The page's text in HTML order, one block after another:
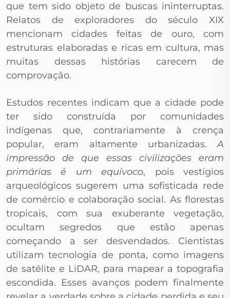
que tem sido objeto de buscas ininterruptas.
Relatos de exploradores do século XIX
mencionam cidades feitas de ouro, com
estruturas elaboradas e ricas em cultura, mas
muitas dessas histórias carecem de
comprovação.
Estudos recentes indicam que a cidade pode
ter sido construída por comunidades
indígenas que, contrariamente à crença
popular, eram altamente urbanizadas.A
impressão de que essas civilizações eram
primárias é um equívoco, pois vestígios
arqueológicos sugerem uma sofisticada rede
de comércio e colaboração social. As florestas
tropicais, com sua exuberante vegetação,
ocultam segredos que estão apenas
começando a ser desvendados. Cientistas
utilizam tecnologia de ponta, como imagens
de satélite e LiDAR, para mapear a topografia
escondida. Esses avanços podem finalmente